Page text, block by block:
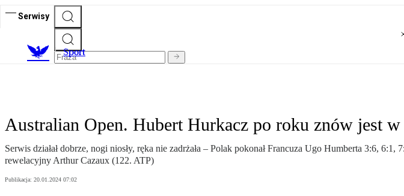
Serwisy
Sport
Australian Open. Hubert Hurkacz po roku znów jest
Serwis działał dobrze, nogi niosły, ręka nie zadrżała – Polak pokonał Francuza Ugo Humberta 3:6,
rewelacyjny Arthur Cazaux (122. ATP)
Publikacja: 20.01.2024 07:02